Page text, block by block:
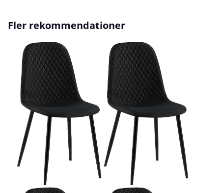
Hoppa över produktgalleri
Fler rekommendationer